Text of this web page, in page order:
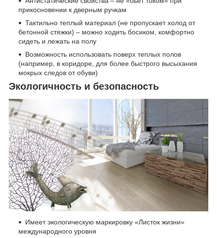
прикосновении к дверным ручкам
Тактильно теплый материал (не пропускает холод от
бетонной стяжки) – можно ходить босиком, комфортно
сидеть и лежать на полу
Возможность использовать поверх теплых полов
(например, в коридоре, для более быстрого высыхания
мокрых следов от обуви)
Экологичность и безопасность
Имеет экологическую маркировку «Листок жизни»
международного уровня